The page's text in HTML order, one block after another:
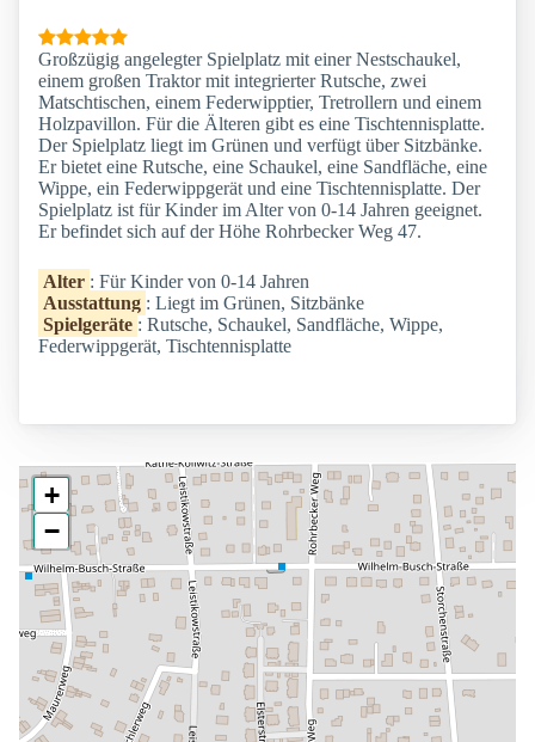
Großzügig angelegter Spielplatz mit einer Nestschaukel,
einem großen Traktor mit integrierter Rutsche, zwei
Matschtischen, einem Federwipptier, Tretrollern und einem
Holzpavillon. Für die Älteren gibt es eine Tischtennisplatte.
Der Spielplatz liegt im Grünen und verfügt über Sitzbänke.
Er bietet eine Rutsche, eine Schaukel, eine Sandfläche, eine
Wippe, ein Federwippgerät und eine Tischtennisplatte. Der
Spielplatz ist für Kinder im Alter von 0-14 Jahren geeignet.
Er befindet sich auf der Höhe Rohrbecker Weg 47.
Alter : Für Kinder von 0-14 Jahren
Ausstattung : Liegt im Grünen, Sitzbänke
Spielgeräte : Rutsche, Schaukel, Sandfläche, Wippe,
Federwippgerät, Tischtennisplatte
+
−